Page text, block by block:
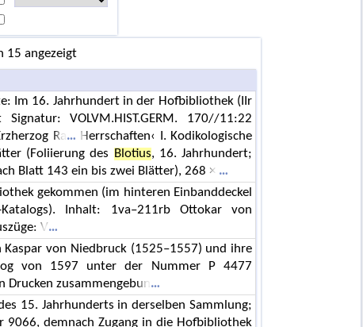
15 angezeigt
Im 16. Jahrhundert in der Hofbibliothek (IIr
VOLVM.HIST.GERM. 170//11:22
Ra
Herrschaften‹ I. Kodikologische
(Foliierung des
Blotius, 16. Jahrhundert;
Blatt 143 ein bis zwei Blätter), 268 ×
gekommen (im hinteren Einbanddeckel
Katalogs). Inhalt: 1va–211rb Ottokar von
V
von Niedbruck (1525–1557) und ihre
von 1597 unter der Nummer P 4477
zusammengebun
15. Jahrhunderts in derselben Sammlung;
9066, demnach Zugang in die Hofbibliothek